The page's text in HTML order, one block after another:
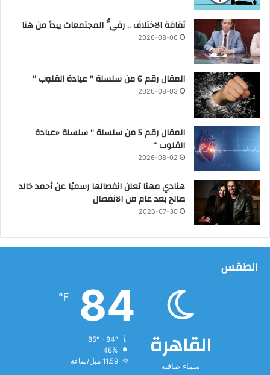
ثقافة الاختلاف .. رقيُّ المجتمعات يبدأ من هنا
2026-08-06
المقال رقم 6 من سلسلة ” عيادة القلوب “
2026-08-03
المقال رقم 5 من سلسلة ” سلسلة «عيادة
القلوب “
2026-08-02
هنادي مهنا تعلن انفصالها رسميًا عن أحمد خالد
صالح بعد عام من الانفصال
2026-07-30
الطقس
القاهرة
سماء صافية
84
℉
48%
11.59 ميل/ساعة